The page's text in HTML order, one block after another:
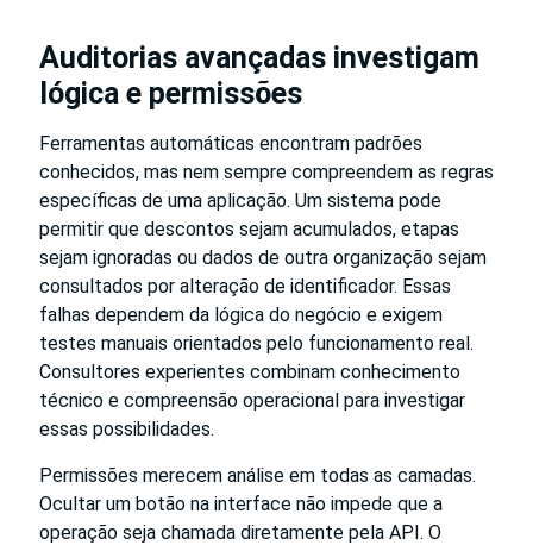
Auditorias avançadas investigam
lógica e permissões
Ferramentas automáticas encontram padrões
conhecidos, mas nem sempre compreendem as regras
específicas de uma aplicação. Um sistema pode
permitir que descontos sejam acumulados, etapas
sejam ignoradas ou dados de outra organização sejam
consultados por alteração de identificador. Essas
falhas dependem da lógica do negócio e exigem
testes manuais orientados pelo funcionamento real.
Consultores experientes combinam conhecimento
técnico e compreensão operacional para investigar
essas possibilidades.
Permissões merecem análise em todas as camadas.
Ocultar um botão na interface não impede que a
operação seja chamada diretamente pela API. O